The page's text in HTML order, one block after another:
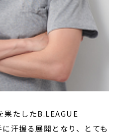
果たしたB.LEAGUE
汗握る展開となり、とても